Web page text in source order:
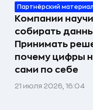
Партнёрский
Компании
собирать
Принимать
почему цифры
сами по себе
21 июля 2026, 16:04